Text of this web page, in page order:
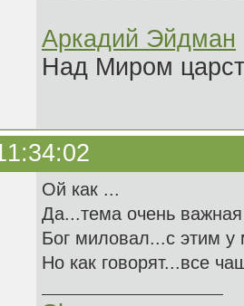
Аркадий Эйдман
Над Миром
Ой как ...
Да...тема очень важная
Бог миловал...с этим у
Но как говорят...все